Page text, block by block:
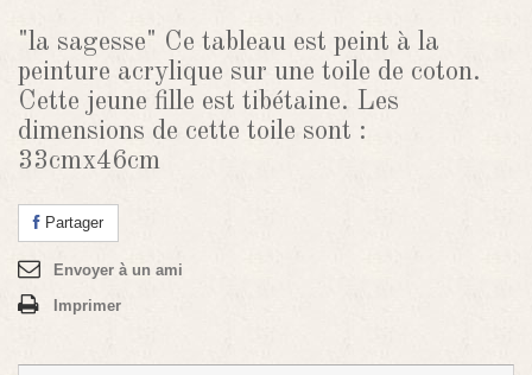
"la sagesse" Ce tableau est peint à la
peinture acrylique sur une toile de coton.
Cette jeune fille est tibétaine. Les
dimensions de cette toile sont :
33cmx46cm
Partager
Envoyer à un ami
Imprimer